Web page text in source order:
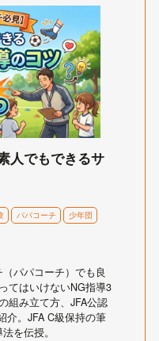
人でもできるサ
パパコーチ
少年団
パパコーチ）でも良
てはいけないNG指導3
組み立て方、JFA公認
介。JFA C級保持の筆
を伝授。